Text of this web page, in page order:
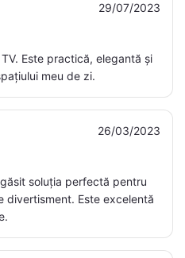
29/07/2023
Este practică, elegantă și
meu de zi.
26/03/2023
soluția perfectă pentru
divertisment. Este excelentă